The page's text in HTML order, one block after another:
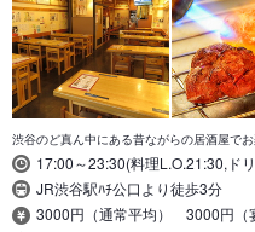
渋谷のど真ん中にある昔ながらの居酒屋で
17:00～23:30(料理L.O.21:30,ド
JR渋谷駅ﾊﾁ公口より徒歩3分
3000円（通常平均） 3000円（